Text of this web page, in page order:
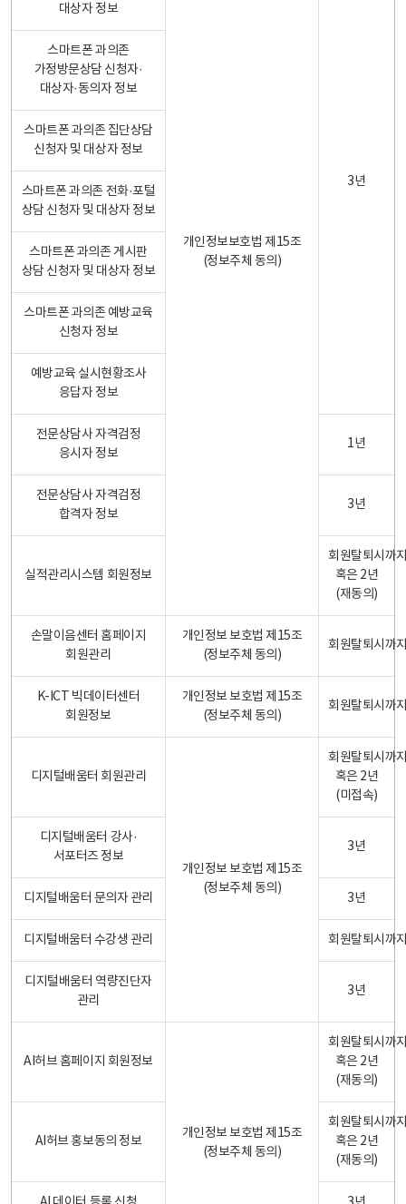
개인정보보호법 제15조
(정보주체 동의)
대상자 정보
3년
스마트폰 과의존
가정방문상담 신청자·
대상자·동의자 정보
스마트폰 과의존 집단상담
신청자 및 대상자 정보
스마트폰 과의존 전화·포털
상담 신청자 및 대상자 정보
스마트폰 과의존 게시판
상담 신청자 및 대상자 정보
스마트폰 과의존 예방교육
신청자 정보
예방교육 실시현황조사
응답자 정보
전문상담사 자격검정
응시자 정보
1년
전문상담사 자격검정
합격자 정보
3년
실적관리시스템 회원정보
회원탈퇴시까
혹은 2년
(재동의)
손말이음센터 홈페이지
회원관리
개인정보 보호법 제15조
(정보주체 동의)
회원탈퇴시까
K-ICT 빅데이터센터
회원정보
개인정보 보호법 제15조
(정보주체 동의)
회원탈퇴시까
디지털배움터 회원관리
개인정보 보호법 제15조
(정보주체 동의)
회원탈퇴시까
혹은 2년
(미접속)
디지털배움터 강사·
서포터즈 정보
3년
디지털배움터 문의자 관리 3년
디지털배움터 수강생 관리 회원탈퇴시까
디지털배움터 역량진단자
관리
3년
AI허브 홈페이지 회원정보
개인정보 보호법 제15조
(정보주체 동의)
회원탈퇴시까
혹은 2년
(재동의)
AI허브 홍보동의 정보
회원탈퇴시까
혹은 2년
(재동의)